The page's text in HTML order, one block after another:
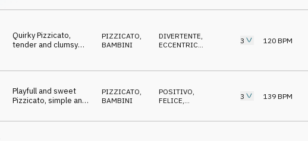
ensemble, tongue in
Quirky Pizzicato,
tender and clumsy
and humorous
PIZZICATO,
BAMBINI
DIVERTENTE,
ECCENTRICO
3 120 BPM
Playfull and sweet
Pizzicato, simple and
ensemble, happy and
PIZZICATO,
BAMBINI
POSITIVO,
FELICE,
3 139 BPM